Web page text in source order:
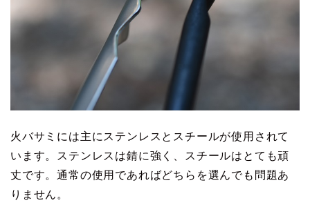
火バサミには主にステンレスとスチールが使用されて
います。ステンレスは錆に強く、スチールはとても頑
丈です。通常の使用であればどちらを選んでも問題あ
りません。